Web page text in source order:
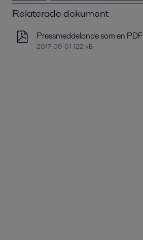
Relaterade dokument
Pressmeddelande som en PDF
2017-09-01 122 kB